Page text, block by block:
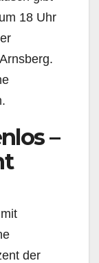
18 Uhr
–
der